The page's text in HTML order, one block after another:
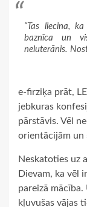
“Tas liecina,
baznīca un
neluterānis.
e-firziķa prāt,
jebkuras
pārstāvis. Vēl
orientācijām un
Neskatoties uz
Dievam, ka vēl
pareizā mācība.
kļuvušas vājas